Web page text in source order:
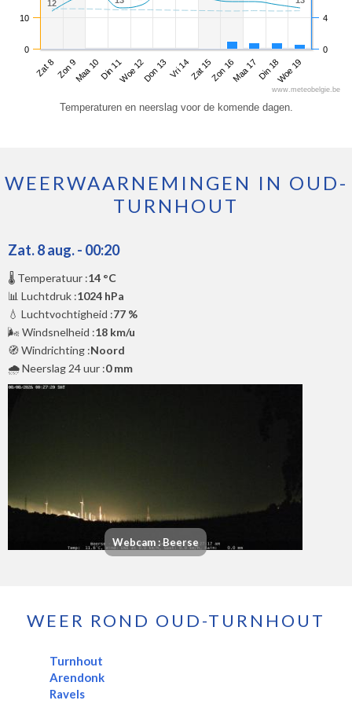
12
12
Zat 8Zon 9Maa 10Din 11Woe 12Don 13Vri 14Zat 15Zon 16Maa 17Din 18Woe 19
0
10
0
4
www.meteobelgie.be
Temperaturen en neerslag voor de komende dagen.
WEERWAARNEMINGEN IN OUD-
TURNHOUT
Zat. 8 aug. - 00:20
🌡️ Temperatuur :14 °C
📊 Luchtdruk :1024 hPa
💧 Luchtvochtigheid :77 %
🌬️ Windsnelheid :18 km/u
🧭 Windrichting :Noord
🌧️ Neerslag 24 uur :0 mm
Webcam : Beerse
WEER ROND OUD-TURNHOUT
Turnhout
Arendonk
Ravels